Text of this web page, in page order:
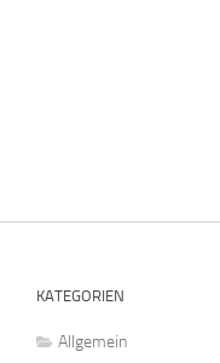
KATEGORIEN
Allgemein